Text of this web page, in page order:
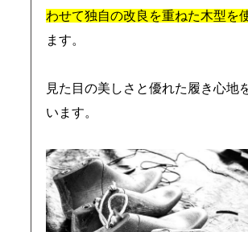
わせて独自の改良を重ねた木型を
ます。
見た目の美しさと優れた履き心地
います。